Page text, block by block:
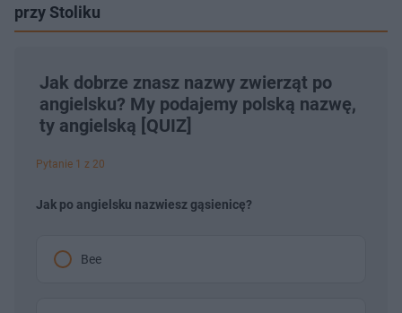
przy Stoliku
Jak dobrze znasz nazwy zwierząt po
angielsku? My podajemy polską nazwę,
ty angielską [QUIZ]
Pytanie 1 z 20
Jak po angielsku nazwiesz gąsienicę?
Bee